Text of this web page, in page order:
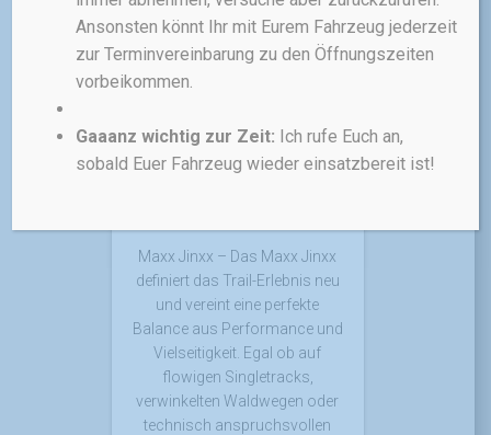
FAHRRÄDER MAXX - ALLE
FIRMA MAXX WERDEN NACH EINEM
ZUSAMMENGESTELLT UND
BESTELLT!
Maxx Jinxx – Das Maxx Jinxx
definiert das Trail-Erlebnis neu
und vereint eine perfekte
Balance aus Performance und
Vielseitigkeit. Egal ob auf
flowigen Singletracks,
verwinkelten Waldwegen oder
technisch anspruchsvollen
Ansonsten könnt Ihr mit Eurem Fahrzeug jederzeit
zur Terminvereinbarung zu den Öffnungszeiten
vorbeikommen.
Gaaanz wichtig zur Zeit: Ich rufe Euch an,
sobald Euer Fahrzeug wieder einsatzbereit ist!